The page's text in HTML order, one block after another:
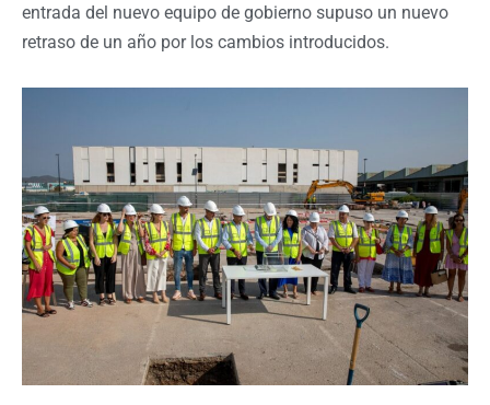
entrada del nuevo equipo de gobierno supuso un nuevo
retraso de un año por los cambios introducidos.